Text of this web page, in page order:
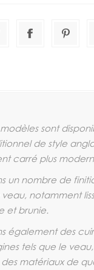
sont
de style
carré plus
un nombre de
notamment
et brunie.
également des
tels que le
matériaux de